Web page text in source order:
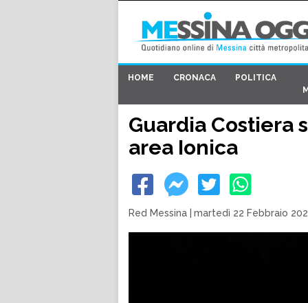
HOME CRONACA
POLITICA
Guardia Costiera
area Ionica
Red Messina martedì 22 Febbraio